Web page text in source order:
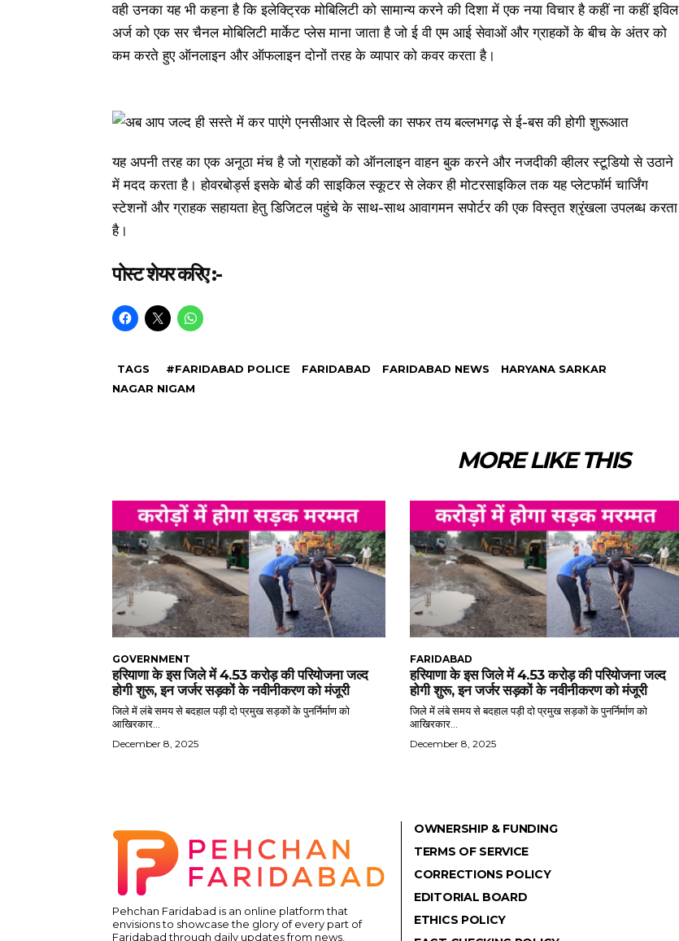
वही उनका यह भी कहना है कि इलेक्ट्रिक मोबिलिटी को सामान्य करने की दिशा में एक नया विचार है कहीं ना कहीं इविल
अर्ज को एक सर चैनल मोबिलिटी मार्केट प्लेस माना जाता है जो ई वी एम आई सेवाओं और ग्राहकों के बीच के अंतर को
कम करते हुए ऑनलाइन और ऑफलाइन दोनों तरह के व्यापार को कवर करता है।
यह अपनी तरह का एक अनूठा मंच है जो ग्राहकों को ऑनलाइन वाहन बुक करने और नजदीकी व्हीलर स्टूडियो से उठाने
में मदद करता है। होवरबोर्ड्स इसके बोर्ड की साइकिल स्कूटर से लेकर ही मोटरसाइकिल तक यह प्लेटफॉर्म चार्जिंग
स्टेशनों और ग्राहक सहायता हेतु डिजिटल पहुंचे के साथ-साथ आवागमन सपोर्टर की एक विस्तृत श्रृंखला उपलब्ध करता
है।
पोस्ट शेयर करिए :-
TAGS #FARIDABAD POLICE FARIDABAD FARIDABAD NEWS
HARYANA SARKAR
NAGAR NIGAM
MORE LIKE THIS
GOVERNMENT
हरियाणा के इस जिले में 4.53 करोड़ की परियोजना जल्द
होगी शुरू, इन जर्जर सड़कों के नवीनीकरण को मंजूरी
जिले में लंबे समय से बदहाल पड़ी दो प्रमुख सड़कों के पुनर्निर्माण को
आखिरकार...
December 8, 2025
FARIDABAD
हरियाणा के इस जिले में 4.53 करोड़ की परियोजना जल्द
होगी शुरू, इन जर्जर सड़कों के नवीनीकरण को मंजूरी
जिले में लंबे समय से बदहाल पड़ी दो प्रमुख सड़कों के पुनर्निर्माण को
आखिरकार...
December 8, 2025
Pehchan Faridabad is an online platform that
envisions to showcase the glory of every part of
Faridabad through daily updates from news,
OWNERSHIP & FUNDING
TERMS OF SERVICE
CORRECTIONS POLICY
EDITORIAL BOARD
ETHICS POLICY